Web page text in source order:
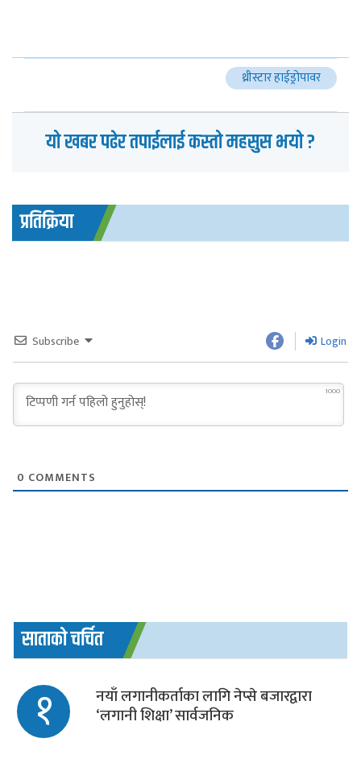
थ्रीस्टार हाईड्रोपावर
यो खबर पढेर तपाईलाई कस्तो महसुस भयो ?
प्रतिक्रिया
Subscribe Login
1000
0 COMMENTS
साताको चर्चित
१ नयाँ लगानीकर्ताका लागि नेप्से बजारद्वारा
‘लगानी शिक्षा’ सार्वजनिक